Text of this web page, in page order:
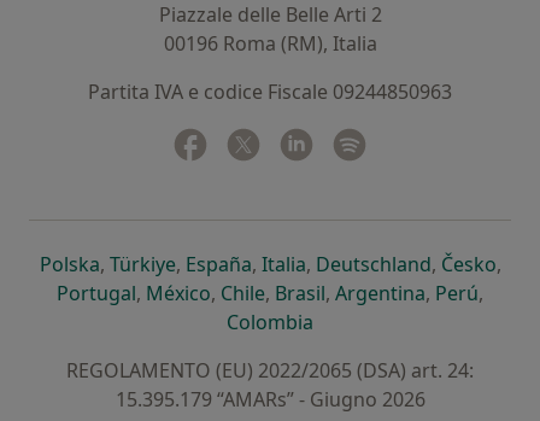
Piazzale delle Belle Arti 2
00196 Roma (RM), Italia
Partita IVA e codice Fiscale 09244850963
Facebook
si apre in una nuova scheda
Twitter
si apre in una nuova scheda
Linkedin
si apre in una nuova
Polskasi apre in una nuova scheda
, Türkiyesi apre in una nuova scheda
, Españasi apre in una nuova scheda
, Italiasi apre in una nuova
, Deutschlandsi apre in
, Českosi
,
Portugalsi apre in una nuova scheda
, Méxicosi apre in una nuova scheda
, Chilesi apre in una nuova scheda
, Brasilsi apre in una nuova
, Argentinasi apre in
, Perúsi
,
Colombia
REGOLAMENTO (EU) 2022/2065 (DSA) art. 24:
15.395.179 “AMARs” - Giugno 2026